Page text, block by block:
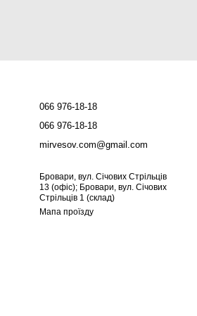
066 976-18-18
066 976-18-18
mirvesov.com@gmail.com
Бровари, вул. Січових Стрільців
13 (офіс); Бровари, вул. Січових
Стрільців 1 (склад)
Мапа проїзду